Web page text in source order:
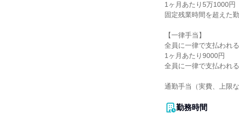
1ヶ月あたり5万1000円
固定残業時間を超えた
【一律手当】
全員に一律で支払われ
1ヶ月あたり9000円
全員に一律で支払われ
通勤手当（実費、上限な
勤務時間